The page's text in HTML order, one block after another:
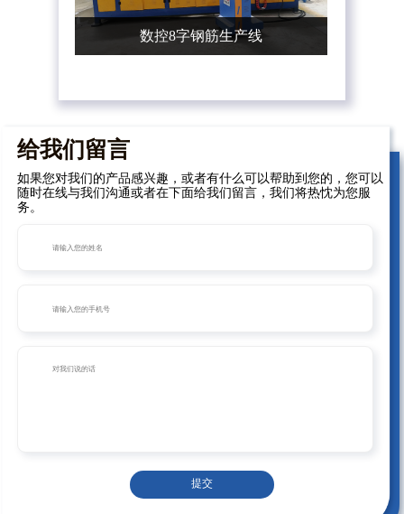
数控8字钢筋生产线
给我们留言
如果您对我们的产品感兴趣，或者有什么可以帮助到您的，您可以
随时在线与我们沟通或者在下面给我们留言，我们将热忱为您服
务。
提交